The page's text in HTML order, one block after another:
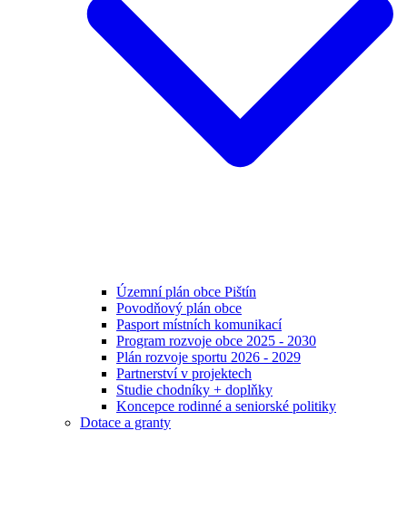
Územní plán obce Pištín
Povodňový plán obce
Pasport místních komunikací
Program rozvoje obce 2025 - 2030
Plán rozvoje sportu 2026 - 2029
Partnerství v projektech
Studie chodníky + doplňky
Koncepce rodinné a seniorské politiky
Dotace a granty